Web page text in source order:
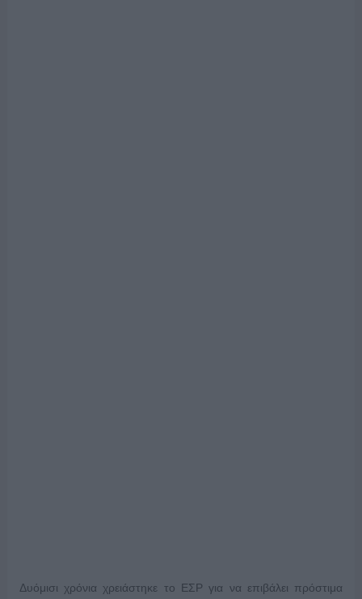
Δυόμισι χρόνια χρειάστηκε το ΕΣΡ για να επιβάλει πρόστιμα